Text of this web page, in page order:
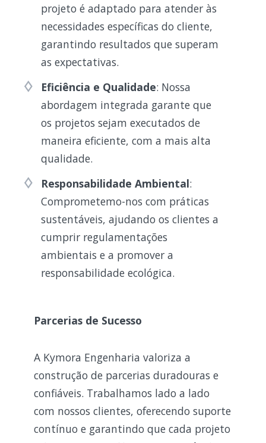
projeto é adaptado para atender às
necessidades específicas do cliente,
garantindo resultados que superam
as expectativas.
Eficiência e Qualidade: Nossa
abordagem integrada garante que
os projetos sejam executados de
maneira eficiente, com a mais alta
qualidade.
Responsabilidade Ambiental:
Comprometemo-nos com práticas
sustentáveis, ajudando os clientes a
cumprir regulamentações
ambientais e a promover a
responsabilidade ecológica.
Parcerias de Sucesso
A Kymora Engenharia valoriza a
construção de parcerias duradouras e
confiáveis. Trabalhamos lado a lado
com nossos clientes, oferecendo suporte
contínuo e garantindo que cada projeto